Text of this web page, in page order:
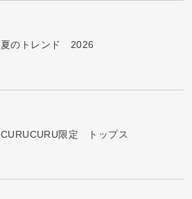
夏のトレンド 2026
CURUCURU限定 トップス